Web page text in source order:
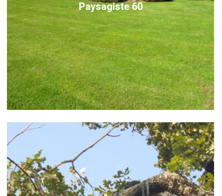
Paysagiste 60